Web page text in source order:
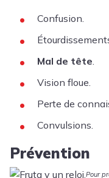
Confusion.
Mal de tête.
Vision floue.
Perte de
Convulsions.
Prévention
Pour